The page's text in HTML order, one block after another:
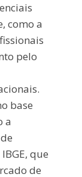
como a
pelo
base
a
que
de